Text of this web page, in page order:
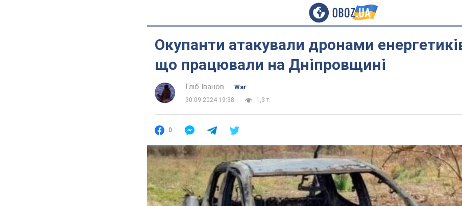
Окупанти атакували дронами
що працювали на Дніпровщині
Гліб Іванов
War
30.09.2024 19:38
1,3 т.
0